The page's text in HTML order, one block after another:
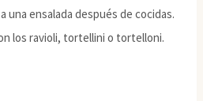
una ensalada después de cocidas.
los ravioli, tortellini o tortelloni.